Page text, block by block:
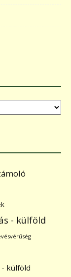
- külföld
- külföld